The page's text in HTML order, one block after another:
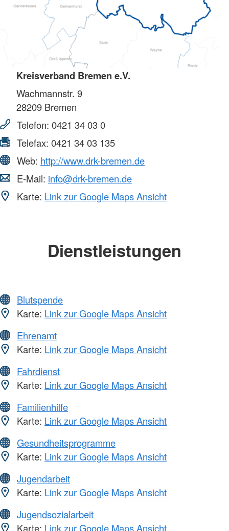
Kreisverband Bremen e.V.
Wachmannstr. 9
28209 Bremen
Telefon: 0421 34 03 0
Telefax: 0421 34 03 135
Web: http://www.drk-bremen.de
E-Mail: info@drk-bremen.de
Karte: Link zur Google Maps Ansicht
Dienstleistungen
Blutspende
Karte: Link zur Google Maps Ansicht
Ehrenamt
Karte: Link zur Google Maps Ansicht
Fahrdienst
Karte: Link zur Google Maps Ansicht
Familienhilfe
Karte: Link zur Google Maps Ansicht
Gesundheitsprogramme
Karte: Link zur Google Maps Ansicht
Jugendarbeit
Karte: Link zur Google Maps Ansicht
Jugendsozialarbeit
Karte: Link zur Google Maps Ansicht